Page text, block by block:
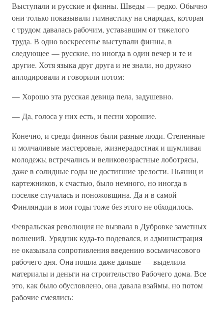
Выступали и русские и финны. Шведы — редко. Обычно
они только показывали гимнастику на снарядах, которая
с трудом давалась рабочим, устававшим от тяжелого
труда. В одно воскресенье выступали финны, в
следующее — русские, но иногда в один вечер и те и
другие. Хотя языка друг друга и не знали, но дружно
аплодировали и говорили потом:
— Хорошо эта русская девица пела, задушевно.
— Да, голоса у них есть, и песни хорошие.
Конечно, и среди финнов были разные люди. Степенные
и молчаливые мастеровые, жизнерадостная и шумливая
молодежь; встречались и великовозрастные лоботрясы,
даже в солидные годы не достигшие зрелости. Пьяниц и
картежников, к счастью, было немного, но иногда в
поселке случалась и поножовщина. Да и в самой
Финляндии в мои годы тоже без этого не обходилось.
Февральская революция не вызвала в Дубровке заметных
волнений. Урядник куда-то подевался, и администрация
не оказывала сопротивления введению восьмичасового
рабочего дня. Она пошла даже дальше — выделила
материалы и деньги на строительство Рабочего дома. Все
это, как было обусловлено, она давала взаймы, но потом
рабочие смеялись: